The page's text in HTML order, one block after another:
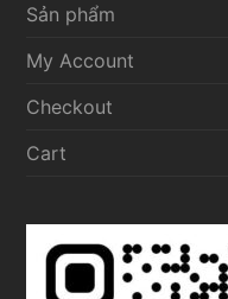
Sản phẩm
My Account
Checkout
Cart